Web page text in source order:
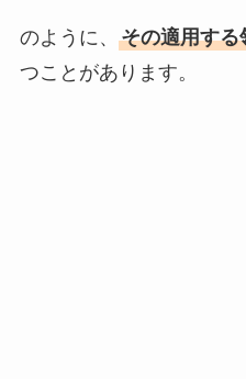
のように、 その適用する
つことがあります。